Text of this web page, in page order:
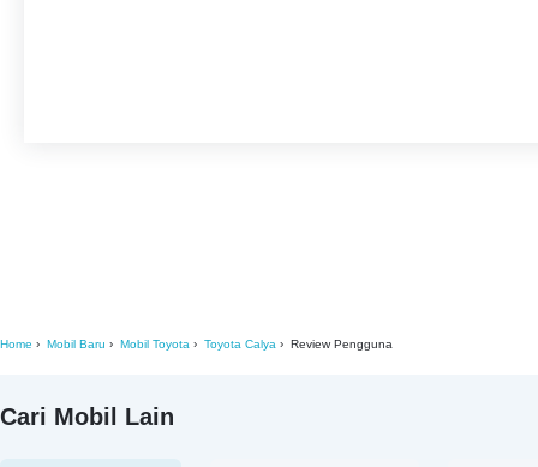
Home Mobil Baru Mobil Toyota Toyota Calya Review Pengguna
Cari Mobil Lain